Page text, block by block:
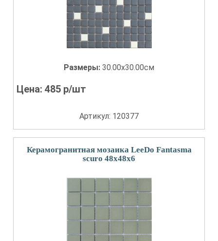
Размеры: 30.00x30.00см
Цена:485 р/шт
Артикул: 120377
Керамогранитная мозаика LeeDo Fantasma
scuro 48x48x6